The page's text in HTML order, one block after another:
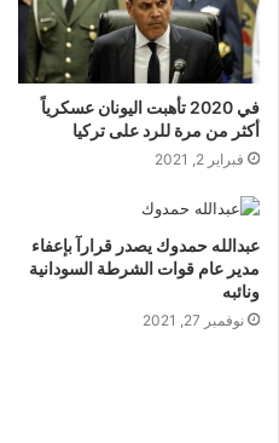
في 2020 تأهبت اليونان عسكرياً
أكثر من مرة للرد على تركيا
فبراير 2, 2021
عبدالله حمدوك يصدر قرارآ بإعفاء
مدير عام قوات الشرطة السودانية
ونائبه
نوفمبر 27, 2021